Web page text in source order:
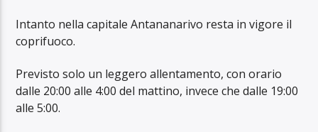
Intanto nella capitale Antananarivo resta in vigore il
coprifuoco.
Previsto solo un leggero allentamento, con orario
dalle 20:00 alle 4:00 del mattino, invece che dalle 19:00
alle 5:00.